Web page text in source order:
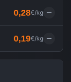
0,28€/kg
0,19€/kg